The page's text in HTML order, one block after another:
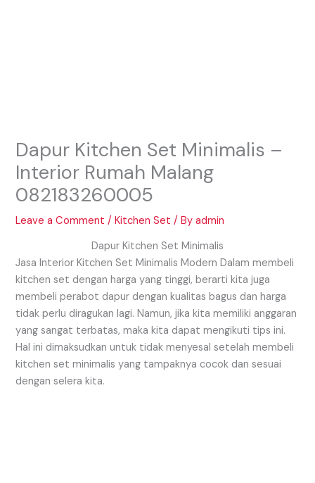
Dapur Kitchen Set Minimalis –
Interior Rumah Malang
082183260005
Leave a Comment /Kitchen Set / Byadmin
Dapur Kitchen Set Minimalis
Jasa Interior Kitchen Set Minimalis Modern Dalam membeli
kitchen set dengan harga yang tinggi, berarti kita juga
membeli perabot dapur dengan kualitas bagus dan harga
tidak perlu diragukan lagi. Namun, jika kita memiliki anggaran
yang sangat terbatas, maka kita dapat mengikuti tips ini.
Hal ini dimaksudkan untuk tidak menyesal setelah membeli
kitchen set minimalis yang tampaknya cocok dan sesuai
dengan selera kita.